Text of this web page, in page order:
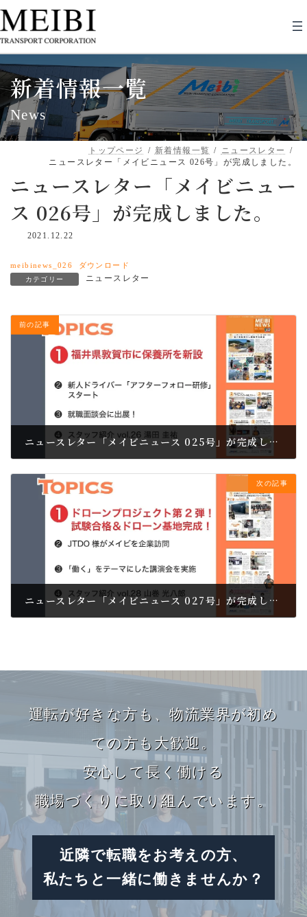
ン
テ
ン
ツ
へ
ス
キ
ッ
プ
ビ
ゲ
ー
シ
ョ
ン
に
移
動
新着情報一覧
News
トップページ 新着情報一覧
ニュースレター
ニュースレター「メイビニュース 026号」が完成しました。
ニュースレター「メイビニュー
ス 026号」が完成しました。
2021.12.22
meibinews_026 ダウンロード
カテゴリー ニュースレター
前の記事
ニュースレター「メイビニュース 025号」が完成しました。
次の記事
ニュースレター「メイビニュース 027号」が完成しました。
運転が好きな方も、物流業界が初め
ての方も大歓迎。
安心して長く働ける
職場づくりに取り組んでいます。
近隣で転職をお考えの方、
私たちと一緒に働きませんか？
カ
リ
ン